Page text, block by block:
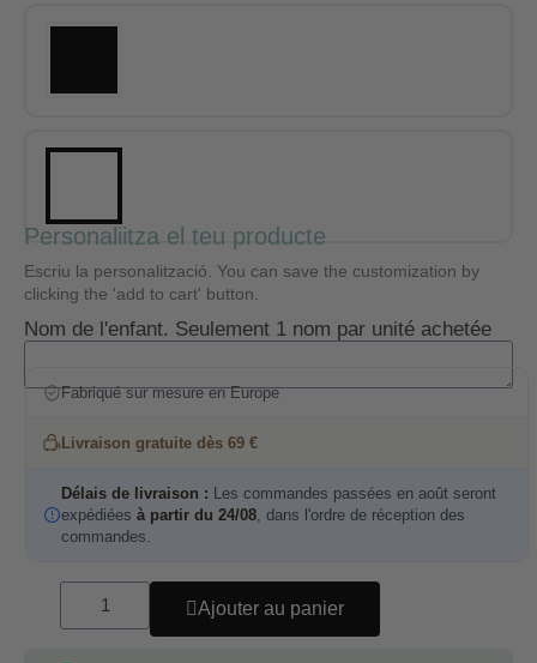
Personaliitza el teu producte
Escriu la personalització. You can save the customization by
clicking the 'add to cart' button.
Nom de l'enfant. Seulement 1 nom par unité achetée
Fabriqué sur mesure en Europe
Livraison gratuite dès 69 €
Délais de livraison : Les commandes passées en août seront
expédiées à partir du 24/08 , dans l'ordre de réception des
commandes.
Ajouter au panier